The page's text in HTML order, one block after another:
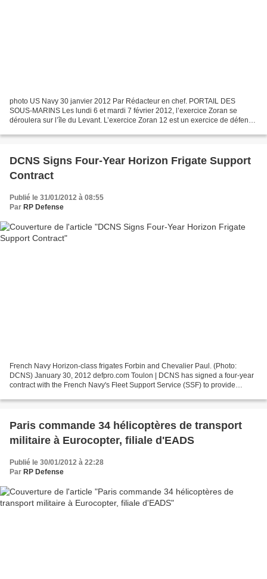
photo US Navy 30 janvier 2012 Par Rédacteur en chef. PORTAIL DES
SOUS-MARINS Les lundi 6 et mardi 7 février 2012, l’exercice Zoran se
déroulera sur l’île du Levant. L’exercice Zoran 12 est un exercice de défense
DCNS Signs Four-Year Horizon Frigate Support
Contract
Publié le 31/01/2012 à 08:55
Par RP Defense
French Navy Horizon-class frigates Forbin and Chevalier Paul. (Photo:
DCNS) January 30, 2012 defpro.com Toulon | DCNS has signed a four-year
contract with the French Navy's Fleet Support Service (SSF) to provide
Paris commande 34 hélicoptères de transport
militaire à Eurocopter, filiale d'EADS
Publié le 30/01/2012 à 22:28
Par RP Defense